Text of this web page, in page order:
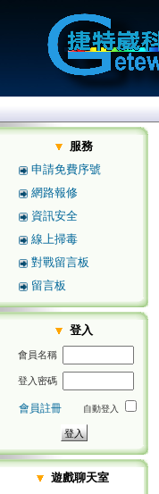
服務
申請免費序號
網路報修
資訊安全
線上掃毒
對戰留言板
留言板
登入
會員名稱
登入密碼
會員註冊 自動登入
遊戲聊天室